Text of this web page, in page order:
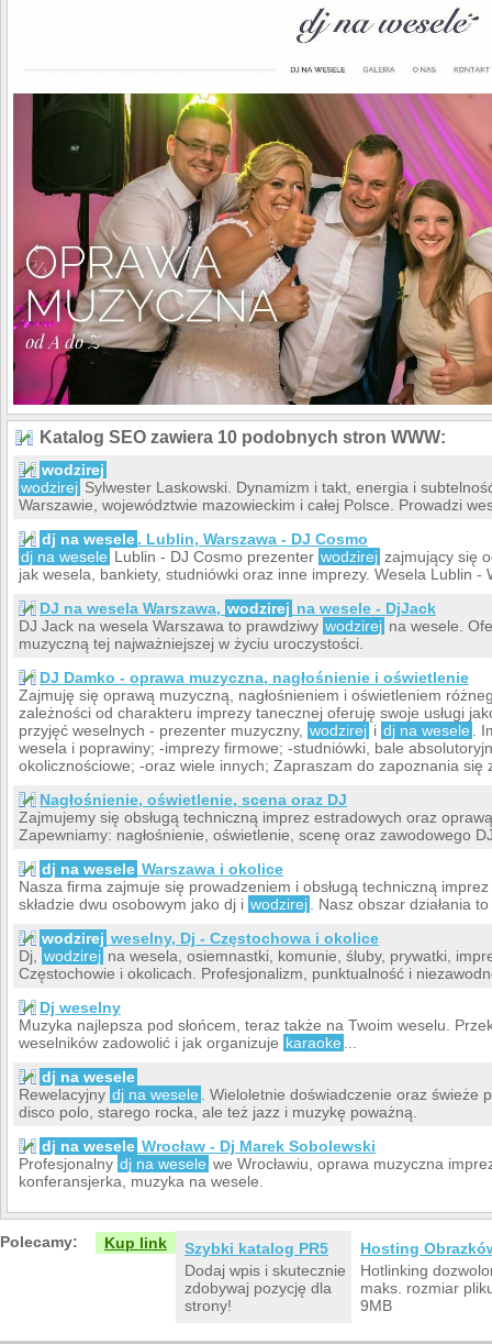
Katalog SEO zawiera 10 podobnych stron WWW:
wodzirej
wodzirej Sylwester Laskowski. Dynamizm i takt, energia i
Warszawie, województwie mazowieckim i całej Polsce. Prowadzi
dj na wesele. Lublin, Warszawa - DJ Cosmo
dj na wesele Lublin - DJ Cosmo prezenter wodzirej zajmujący się
jak wesela, bankiety, studniówki oraz inne imprezy. Wesela Lublin -
DJ na wesela Warszawa, wodzirej na wesele - DjJack
DJ Jack na wesela Warszawa to prawdziwy wodzirej na wesele.
muzyczną tej najważniejszej w życiu uroczystości.
DJ Damko - oprawa muzyczna, nagłośnienie i oświetlenie
Zajmuję się oprawą muzyczną, nagłośnieniem i oświetleniem
zależności od charakteru imprezy tanecznej oferuję swoje usługi
przyjęć weselnych - prezenter muzyczny, wodzirej i dj na wesele
.
wesela i poprawiny; -imprezy firmowe; -studniówki, bale
okolicznościowe; -oraz wiele innych; Zapraszam do zapoznania się
Nagłośnienie, oświetlenie, scena oraz DJ
Zajmujemy się obsługą techniczną imprez estradowych oraz
Zapewniamy: nagłośnienie, oświetlenie, scenę oraz zawodowego
dj na wesele Warszawa i okolice
Nasza firma zajmuje się prowadzeniem i obsługą techniczną
składzie dwu osobowym jako dj i wodzirej
. Nasz obszar działania
wodzirej weselny, Dj - Częstochowa i okolice
Dj,
wodzirej na wesela, osiemnastki, komunie, śluby, prywatki,
Częstochowie i okolicach. Profesjonalizm, punktualność i
Dj weselny
Muzyka najlepsza pod słońcem, teraz także na Twoim weselu.
weselników zadowolić i jak organizuje karaoke
dj na wesele
Rewelacyjny dj na wesele
. Wieloletnie doświadczenie oraz
disco polo, starego rocka, ale też jazz i muzykę poważną.
dj na wesele Wrocław - Dj Marek Sobolewski
Profesjonalny dj na wesele we Wrocławiu, oprawa muzyczna
konferansjerka, muzyka na wesele.
Polecamy: Kup link
Szybki katalog PR5
Dodaj wpis i skutecznie
zdobywaj pozycję dla
strony!
Hosting
Hotlinking
maks. rozmiar
9MB